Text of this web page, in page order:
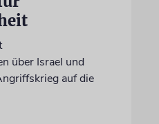
über Israel und
auf die